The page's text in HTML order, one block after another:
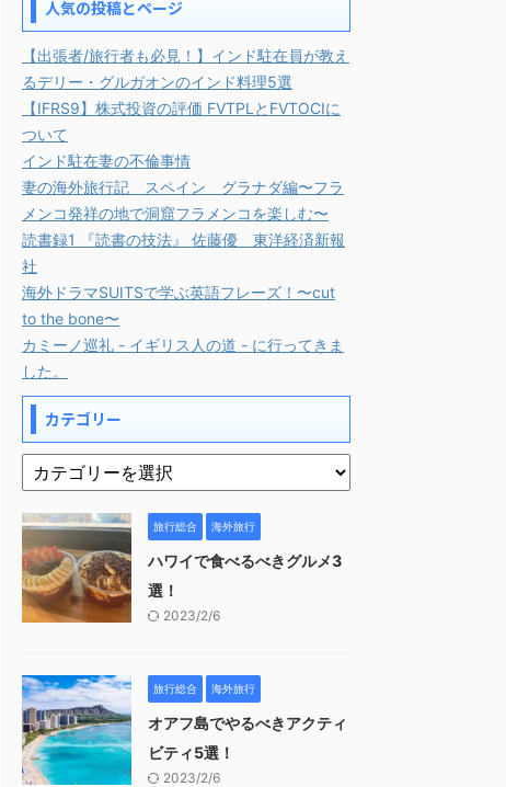
人気の投稿とページ
【出張者/旅行者も必見！】インド駐在員が教え
るデリー・グルガオンのインド料理5選
【IFRS9】株式投資の評価 FVTPLとFVTOCIに
ついて
インド駐在妻の不倫事情
妻の海外旅行記 スペイン グラナダ編〜フラ
メンコ発祥の地で洞窟フラメンコを楽しむ〜
読書録1 『読書の技法』 佐藤優 東洋経済新報
社
海外ドラマSUITSで学ぶ英語フレーズ！〜cut
to the bone〜
カミーノ巡礼 - イギリス人の道 - に行ってきま
した。
カテゴリー
旅行総合 海外旅行
ハワイで食べるべきグルメ3
選！
2023/2/6
旅行総合 海外旅行
オアフ島でやるべきアクティ
ビティ5選！
2023/2/6